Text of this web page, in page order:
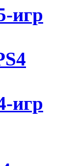
игр
игр